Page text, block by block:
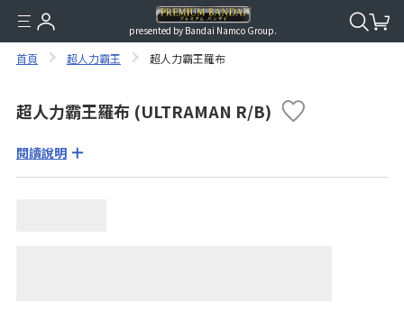
presented by Bandai Namco Group.
首頁 超人力霸王 超人力霸王羅布
超人力霸王羅布 (ULTRAMAN R/B)
閱讀說明